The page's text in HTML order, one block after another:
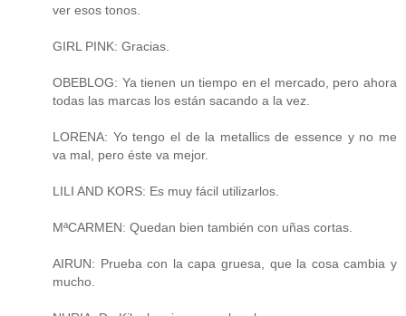
ver esos tonos.
GIRL PINK: Gracias.
OBEBLOG: Ya tienen un tiempo en el mercado, pero ahora
todas las marcas los están sacando a la vez.
LORENA: Yo tengo el de la metallics de essence y no me
va mal, pero éste va mejor.
LILI AND KORS: Es muy fácil utilizarlos.
MªCARMEN: Quedan bien también con uñas cortas.
AIRUN: Prueba con la capa gruesa, que la cosa cambia y
mucho.